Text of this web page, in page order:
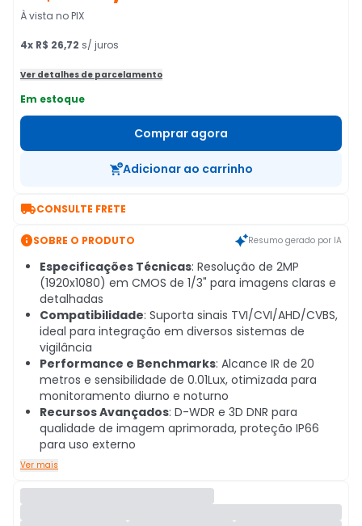
À vista no PIX
4x R$ 26,72 s/ juros
Ver detalhes de parcelamento
Em estoque
Comprar agora
Adicionar ao carrinho
CONSULTE FRETE
SOBRE O PRODUTO Resumo gerado por IA
Especificações Técnicas: Resolução de 2MP
(1920x1080) em CMOS de 1/3" para imagens claras e
detalhadas
Compatibilidade: Suporta sinais TVI/CVI/AHD/CVBS,
ideal para integração em diversos sistemas de
vigilância
Performance e Benchmarks: Alcance IR de 20
metros e sensibilidade de 0.01Lux, otimizada para
monitoramento diurno e noturno
Recursos Avançados: D-WDR e 3D DNR para
qualidade de imagem aprimorada, proteção IP66
para uso externo
Ver mais